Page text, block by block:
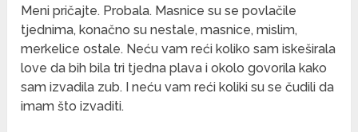
Meni pričajte. Probala. Masnice su se povlačile
tjednima, konačno su nestale, masnice, mislim,
merkelice ostale. Neću vam reći koliko sam iskeširala
love da bih bila tri tjedna plava i okolo govorila kako
sam izvadila zub. I neću vam reći koliki su se čudili da
imam što izvaditi.